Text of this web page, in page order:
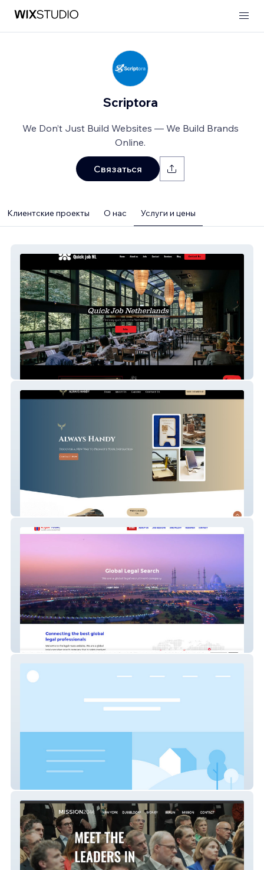
Scriptora
We Don’t Just Build Websites — We Build Brands
Online.
Связаться
Клиентские проекты О нас Услуги и цены
Global Legal Recs